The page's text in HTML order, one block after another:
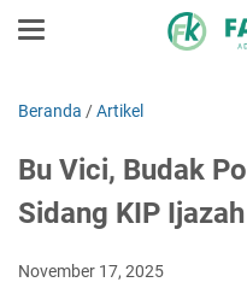
Beranda /Artikel
Bu Vici, Budak
Sidang KIP
November 17, 2025